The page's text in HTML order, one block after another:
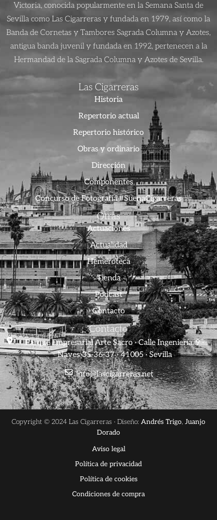
Victoria, conocida popularmente en la Semana Santa de
Sevilla como Las Cigarreras y fundada en 1979, así como la
Banda de Cornetas y Tambores Sagrada Columna y Azotes,
antigua banda juvenil y fundada en 1992, pertenecen a la
Hermandad de la Sagrada Columna y Azotes de Sevilla.
Las Cigarreras
Historia
Repertorio actual
Repertorio histórico
Obras y ordinario
Dirección
Componentes
Concurso de Fotografía #SuenaCigarreras
Otras
Actuaciones
Actualidad
Hemeroteca
Tienda
Podcast
Contacto
Contacto
Parque Empresarial Arte Sacro · Calle Ingeniería, 9 ·
Naves 35-36-37 · 41005 · Sevilla
info@lascigarreras.net
Copyright © 2024 Las Cigarreras · Diseño: Andrés Trigo, Juanjo
Dorado
Aviso legal
Política de privacidad
Política de cookies
Condiciones de compra